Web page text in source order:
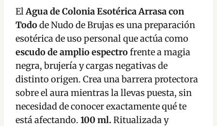
ElAgua de Colonia Esotérica Arrasa con
Todode Nudo de Brujas es una preparación
esotérica de uso personal que actúa como
escudo de amplio espectrofrente a magia
negra, brujería y cargas negativas de
distinto origen. Crea una barrera protectora
sobre el aura mientras la llevas puesta, sin
necesidad de conocer exactamente qué te
está afectando. 100 ml. Ritualizada y
Esotérica
Arrasa
Escudo
Personal
cantidad